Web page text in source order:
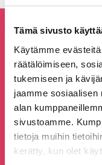
Tämä sivusto
Käytämme
räätälöimiseen,
tukemiseen ja
jaamme sosiaalisen
alan
sivustoamme.
tietoja muihin
kerätty, kun olet
Tänään